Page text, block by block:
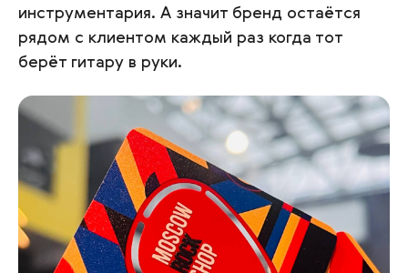
инструментария. А значит бренд остаётся
рядом с клиентом каждый раз когда тот
берёт гитару в руки.